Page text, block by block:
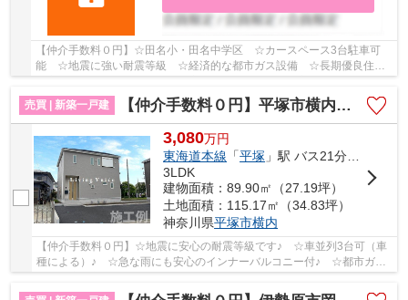
【仲介手数料０円】☆田名小・田名中学区 ☆カースペース3台駐車可
能 ☆地震に強い耐震等級 ☆経済的な都市ガス設備 ☆長期優良住宅
認定物件 ☆ZEH水準省エネ住宅 ☆収納スペース豊富♪ ...
売買 | 新築一戸建
【仲介手数料０円】平塚市横内第29 新築一戸建て
3,080万円
東海道本線 「平塚 」駅 バス21分 「横内団地前」 停歩5分
3LDK
建物面積：89.90㎡（27.19坪）
土地面積：115.17㎡（34.83坪）
神奈川県平塚市横内
【仲介手数料０円】☆地震に安心の耐震等級です♪ ☆車並列3台可（車
種による）♪ ☆急な雨にも安心のインナーバルコニー付♪ ☆都市ガス♪
【平塚市の新築一戸建ての事ならリビングボイス...